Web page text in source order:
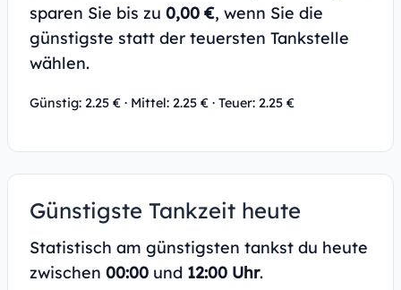
sparen Sie bis zu 0,00 €, wenn Sie die
günstigste statt der teuersten Tankstelle
wählen.
Günstig: 2.25 € · Mittel: 2.25 € · Teuer: 2.25 €
Günstigste Tankzeit heute
Statistisch am günstigsten tankst du heute
zwischen 00:00 und 12:00 Uhr.